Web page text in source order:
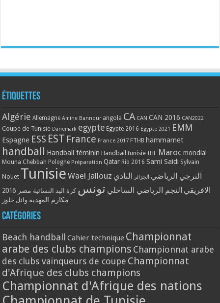
Étiquettes
Algérie Allemagne Amine Bannour angola CA CAN CAN 2016 CAN2022
Coupe de Tunisie Danemark egypte Egypte 2016 Egypte 2021 EMM
Espagne ESS EST France France 2017 FTHB hammamet
handball Handball féminin Handball tunisie IHF Maroc mondial
Mouna Chebbah Pologne Préparation Qatar Rio 2016 Sami Saidi Sylvain
Nouet Tunisie Wael Jallouz الترجي الرياضي الجزائر النادي
الافريقي النجم الرياضي الساحلي تونس كرة اليد النسائية مصر 2016
مكارم المهدية وائل جلوز
Catégories
Beach handball Cahier technique Championnat
arabe des clubs champions Championnat arabe
des clubs vainqueurs de coupe Championnat
d'Afrique des clubs champions
Championnat d'Afrique des nations